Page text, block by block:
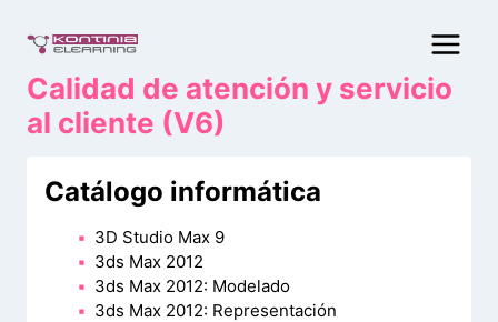
contenido
Calidad de atención y servicio
al cliente (V6)
Catálogo informática
3D Studio Max 9
3ds Max 2012
3ds Max 2012: Modelado
3ds Max 2012: Representación